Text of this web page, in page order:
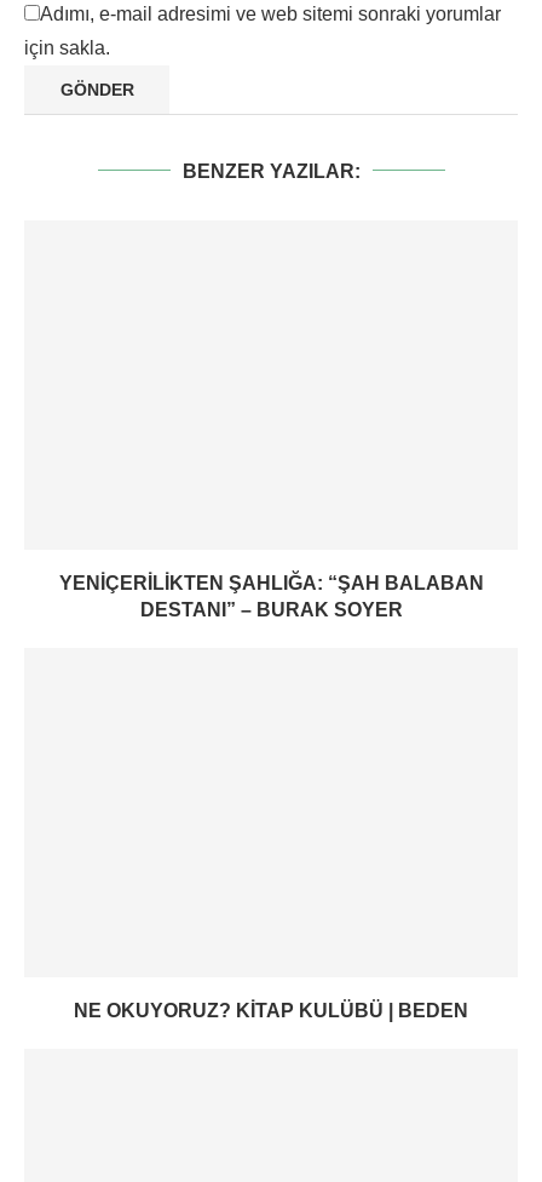
Adımı, e-mail adresimi ve web sitemi sonraki yorumlar
için sakla.
BENZER YAZILAR:
YENIÇERILIKTEN ŞAHLIĞA: “ŞAH BALABAN
DESTANI” – BURAK SOYER
NE OKUYORUZ? KITAP KULÜBÜ | BEDEN